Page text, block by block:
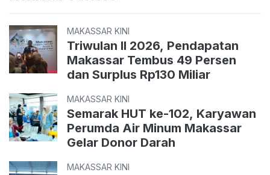
MAKASSAR KINI
Triwulan II 2026, Pendapatan
Makassar Tembus 49 Persen
dan Surplus Rp130 Miliar
MAKASSAR KINI
Semarak HUT ke-102, Karyawan
Perumda Air Minum Makassar
Gelar Donor Darah
MAKASSAR KINI